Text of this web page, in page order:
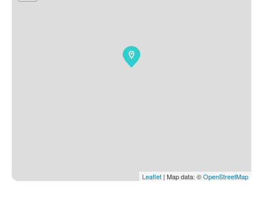
Leaflet | Map data: ©OpenStreetMap